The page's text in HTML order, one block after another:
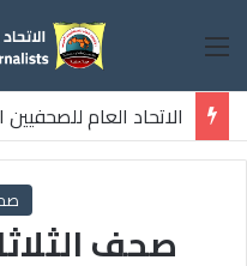
القائمة
الاتحاد العام
ثلاثة صحفيين
صحف